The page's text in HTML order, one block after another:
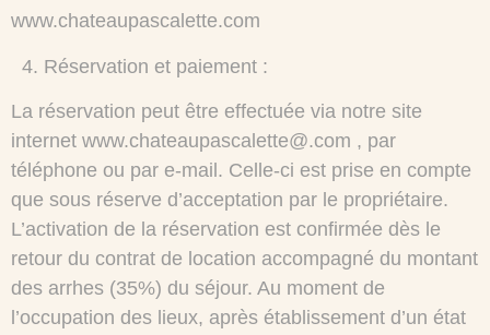
www.chateaupascalette.com
4.⁠ ⁠Réservation et paiement :
La réservation peut être effectuée via notre site
internet www.chateaupascalette@.com , par
téléphone ou par e-mail. Celle-ci est prise en compte
que sous réserve d’acceptation par le propriétaire.
L’activation de la réservation est confirmée dès le
retour du contrat de location accompagné du montant
des arrhes (35%) du séjour. Au moment de
l’occupation des lieux, après établissement d’un état